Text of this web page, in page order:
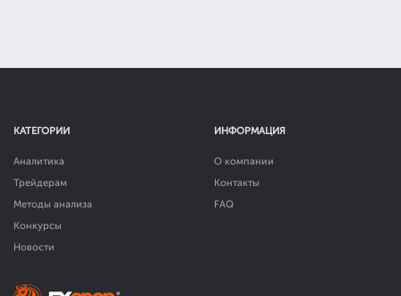
КАТЕГОРИИ
Аналитика
Трейдерам
Методы анализа
Конкурсы
Новости
ИНФОРМАЦИЯ
О компании
Контакты
FAQ